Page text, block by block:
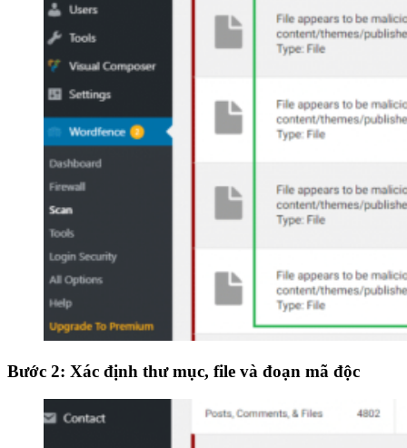
Bước 2: Xác định thư mục, file và đoạn mã độc